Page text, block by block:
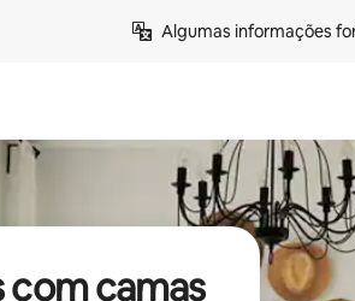
Algumas informações
camas